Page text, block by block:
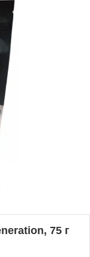
75 г